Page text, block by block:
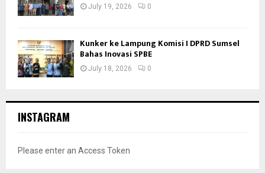
July 19, 2026 0
Kunker ke Lampung Komisi I DPRD Sumsel
Bahas Inovasi SPBE
July 18, 2026 0
INSTAGRAM
Please enter an Access Token